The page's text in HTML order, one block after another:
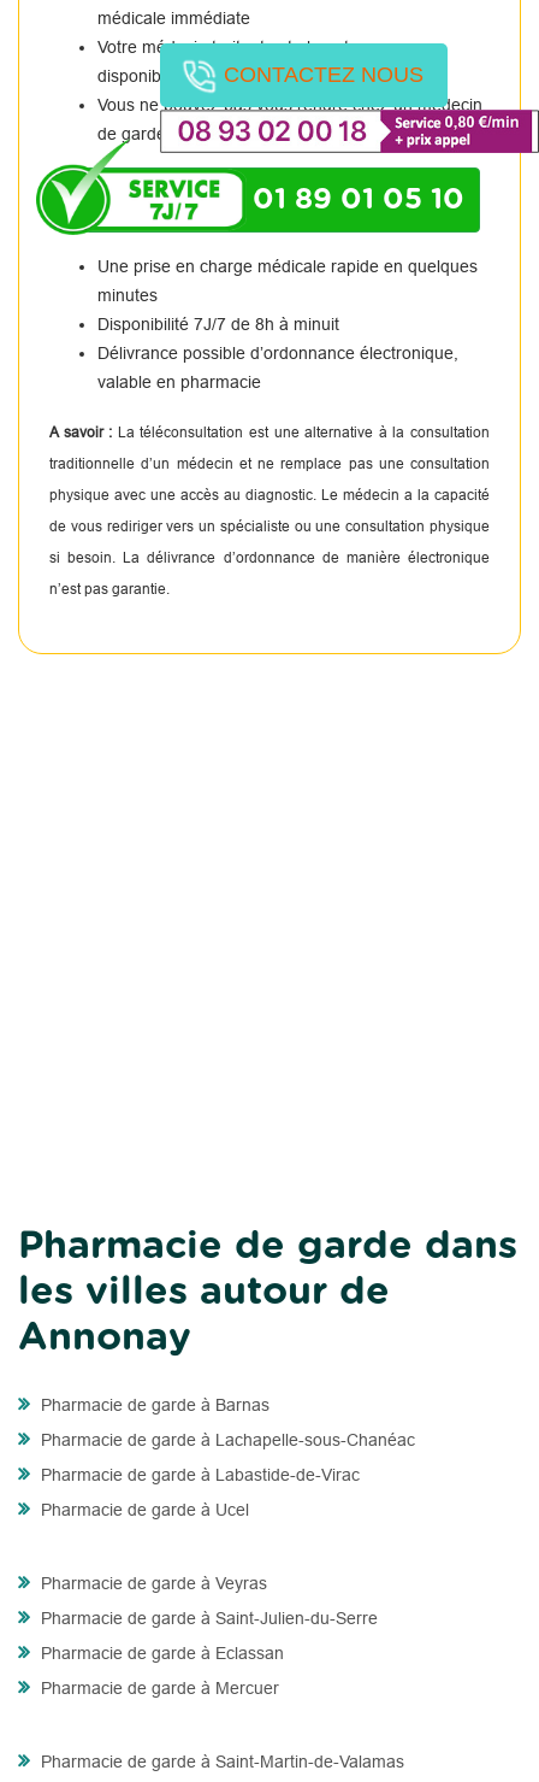
CONTACTEZ NOUS
médicale immédiate
Votre médecin traitant est absent ou non
disponible.
Vous ne pouvez pas vous rendre chez un médecin
de garde.
01 89 01 05 10
Une prise en charge médicale rapide en quelques
minutes
Disponibilité 7J/7 de 8h à minuit
Délivrance possible d’ordonnance électronique,
valable en pharmacie
A savoir : La téléconsultation est une alternative à la consultation
traditionnelle d’un médecin et ne remplace pas une consultation
physique avec une accès au diagnostic. Le médecin a la capacité
de vous rediriger vers un spécialiste ou une consultation physique
si besoin. La délivrance d’ordonnance de manière électronique
n’est pas garantie.
Pharmacie de garde dans
les villes autour de
Annonay
Pharmacie de garde à Barnas
Pharmacie de garde à Lachapelle-sous-Chanéac
Pharmacie de garde à Labastide-de-Virac
Pharmacie de garde à Ucel
Pharmacie de garde à Veyras
Pharmacie de garde à Saint-Julien-du-Serre
Pharmacie de garde à Eclassan
Pharmacie de garde à Mercuer
Pharmacie de garde à Saint-Martin-de-Valamas